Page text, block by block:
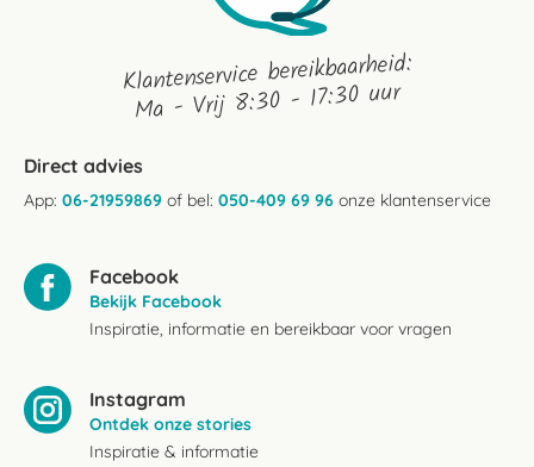
Klantenservice bereikbaarheid:
Ma - Vrij 8:30 - 17:30 uur
Direct advies
App: 06-21959869 of bel: 050-409 69 96 onze klantenservice
Facebook
Bekijk Facebook
Inspiratie, informatie en bereikbaar voor vragen
Instagram
Ontdek onze stories
Inspiratie & informatie